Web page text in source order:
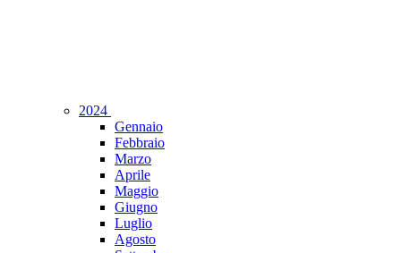
2024
Gennaio
Febbraio
Marzo
Aprile
Maggio
Giugno
Luglio
Agosto